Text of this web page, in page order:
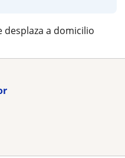
desplaza a domicilio